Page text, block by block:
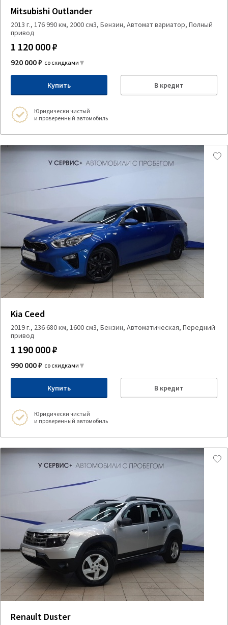
Mitsubishi Outlander
2013 г., 176 990 км, 2000 см3, Бензин, Автомат вариатор, Полный
привод
1 120 000 ₽
920 000 ₽ со скидками
Купить В кредит
Юридически чистый
и проверенный автомобиль
Kia Ceed
2019 г., 236 680 км, 1600 см3, Бензин, Автоматическая, Передний
привод
1 190 000 ₽
990 000 ₽ со скидками
Купить В кредит
Юридически чистый
и проверенный автомобиль
Renault Duster